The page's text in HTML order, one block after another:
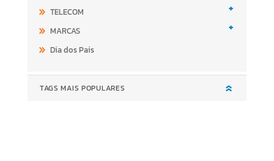
TELECOM
+
MARCAS +
Dia dos Pais
TAGS MAIS POPULARES